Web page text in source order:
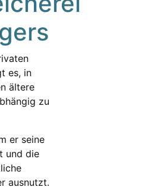
es, in
ältere
zu
er seine
und die
ausnutzt.